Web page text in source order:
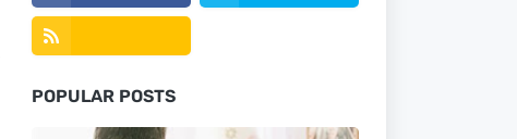
POPULAR POSTS